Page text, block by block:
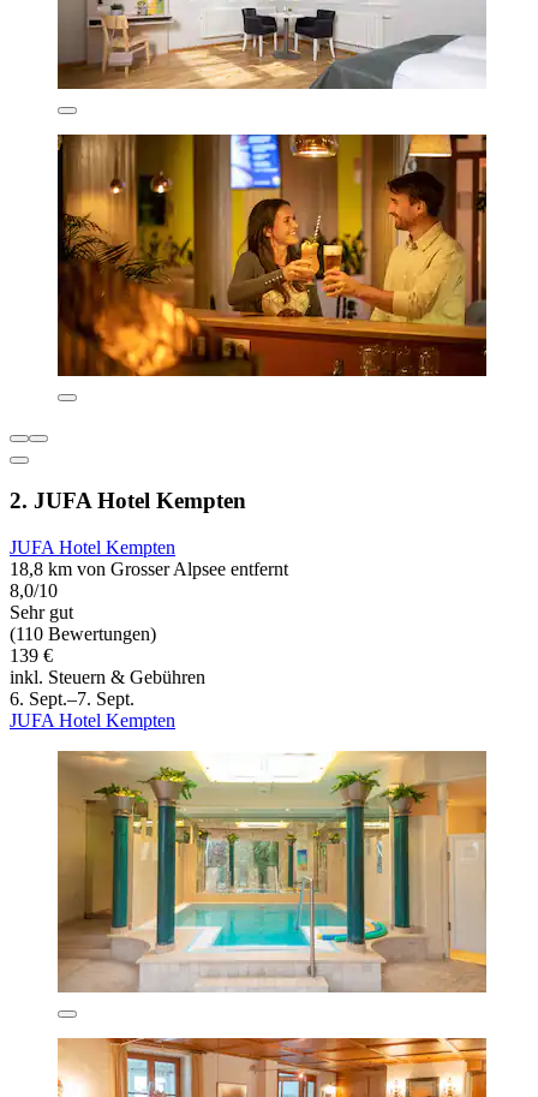
2. JUFA Hotel Kempten
JUFA Hotel Kempten
18,8 km von Grosser Alpsee entfernt
8,0/10
Sehr gut
(110 Bewertungen)
139 €
inkl. Steuern & Gebühren
6. Sept.–7. Sept.
JUFA Hotel Kempten